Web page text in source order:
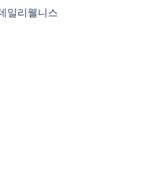
일리웰니스